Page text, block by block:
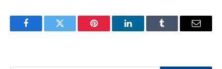
FacebookTwitter Pinterest LinkedInTumblr Email